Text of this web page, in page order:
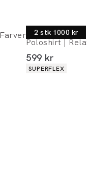
Farver 2 stk 1000 kr
Lindbergh
Poloshirt |
I alt (inkl.
599 kr
Produkt
SUPERFLEX